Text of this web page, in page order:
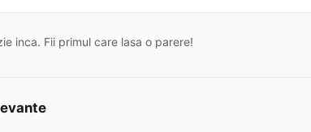
inca. Fii primul care lasa o parere!